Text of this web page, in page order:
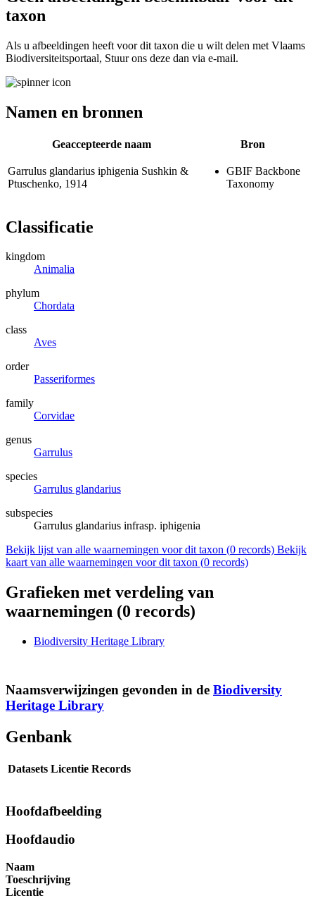
taxon
Als u afbeeldingen heeft voor dit taxon die u wilt delen met Vlaams
Biodiversiteitsportaal, Stuur ons deze dan via e-mail.
Namen en bronnen
Geaccepteerde naam Bron
Garrulus glandarius iphigenia Sushkin &
Ptuschenko, 1914
GBIF Backbone
Taxonomy
Classificatie
kingdom
Animalia
phylum
Chordata
class
Aves
order
Passeriformes
family
Corvidae
genus
Garrulus
species
Garrulus glandarius
subspecies
Garrulus glandarius infrasp. iphigenia
Bekijk lijst van alle waarnemingen voor dit taxon (0 records) Bekijk
kaart van alle waarnemingen voor dit taxon (0 records)
Grafieken met verdeling van
waarnemingen (0 records)
Biodiversity Heritage Library
Naamsverwijzingen gevonden in de Biodiversity
Heritage Library
Genbank
Datasets Licentie Records
Hoofdafbeelding
Hoofdaudio
Naam
Toeschrijving
Licentie